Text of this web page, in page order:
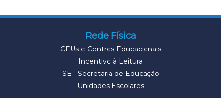
Rede Física
CEUs e Centros Educacionais
Incentivo à Leitura
SE - Secretaria de Educação
Unidades Escolares